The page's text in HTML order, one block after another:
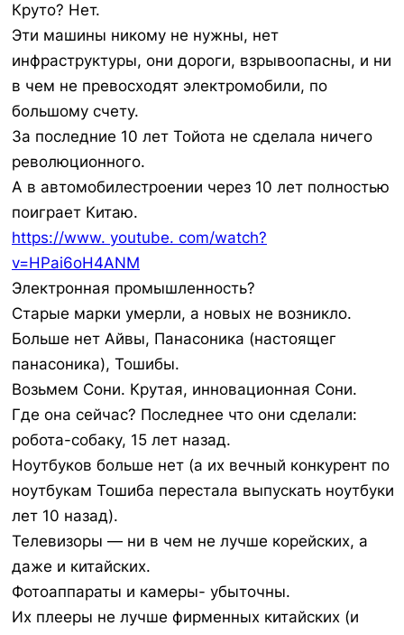
Круто? Нет.
Эти машины никому не нужны, нет
инфраструктуры, они дороги, взрывоопасны, и ни
в чем не превосходят электромобили, по
большому счету.
За последние 10 лет Тойота не сделала ничего
революционного.
А в автомобилестроении через 10 лет полностью
поиграет Китаю.
https://www. youtube. com/watch?
v=HPai6oH4ANM
Электронная промышленность?
Старые марки умерли, а новых не возникло.
Больше нет Айвы, Панасоника (настоящег
панасоника), Тошибы.
Возьмем Сони. Крутая, инновационная Сони.
Где она сейчас? Последнее что они сделали:
робота-собаку, 15 лет назад.
Ноутбуков больше нет (а их вечный конкурент по
ноутбукам Тошиба перестала выпускать ноутбуки
лет 10 назад).
Телевизоры — ни в чем не лучше корейских, а
даже и китайских.
Фотоаппараты и камеры- убыточны.
Их плееры не лучше фирменных китайских (и